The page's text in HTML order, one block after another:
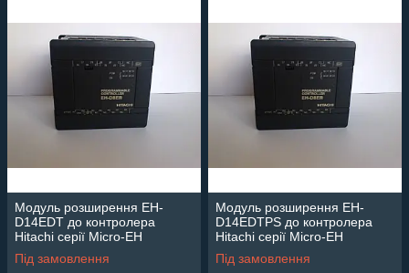
Модуль розширення EH-
D14EDT до контролера
Hitachi серії Micro-EH
Під замовлення
Модуль розширення EH-
D14EDTPS до контролера
Hitachi серії Micro-EH
Під замовлення